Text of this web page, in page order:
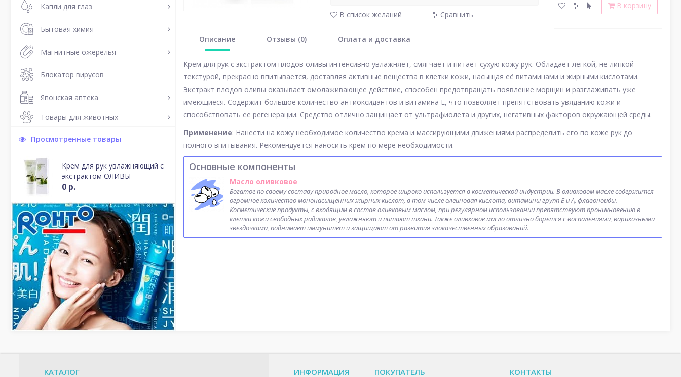
Капли для глаз
Бытовая химия
Магнитные ожерелья
Блокатор вирусов
Японская аптека
Товары для животных
Просмотренные товары
Крем для рук увлажняющий с
экстрактом ОЛИВЫ
0 р.
В список желаний Сравнить
В корзину
Описание Отзывы (0) Оплата и доставка
Крем для рук с экстрактом плодов оливы интенсивно увлажняет, смягчает и питает сухую кожу рук. Обладает легкой, не липкой
текстурой, прекрасно впитывается, доставляя активные вещества в клетки кожи, насыщая её витаминами и жирными кислотами.
Экстракт плодов оливы оказывает омолаживающее действие, способен предотвращать появление морщин и разглаживать уже
имеющиеся. Содержит большое количество антиоксидантов и витамина Е, что позволяет препятствовать увяданию кожи и
способствовать ее регенерации. Средство отлично защищает от ультрафиолета и других, негативных факторов окружающей среды.
Применение: Нанести на кожу необходимое количество крема и массирующими движениями распределить его по коже рук до
полного впитывания. Рекомендуется наносить крем по мере необходимости.
Основные компоненты
Масло оливковое
Богатое по своему составу природное масло, которое широко используется в косметической индустрии. В оливковом масле содержится
огромное количество мононасыщенных жирных кислот, в том числе олеиновая кислота, витамины групп Е и А, флавоноиды.
Косметические продукты, с входящим в состав оливковым маслом, при регулярном использовании препятствуют проникновению в
клетки кожи свободных радикалов, увлажняют и питают ткани. Также оливковое масло отлично борется с воспалениями, варикозными
звездочками, поднимает иммунитет и защищают от развития злокачественных образований.
КАТАЛОГ ИНФОРМАЦИЯ ПОКУПАТЕЛЬ КОНТАКТЫ